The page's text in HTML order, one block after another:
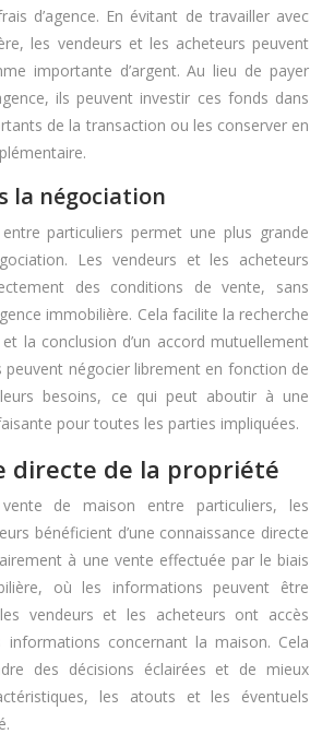
d’agence. En évitant de travailler avec
les vendeurs et les acheteurs peuvent
importante d’argent. Au lieu de payer
ils peuvent investir ces fonds dans
de la transaction ou les conserver en
la négociation
particuliers permet une plus grande
Les vendeurs et les acheteurs
des conditions de vente, sans
immobilière. Cela facilite la recherche
et la conclusion d’un accord mutuellement
peuvent négocier librement en fonction de
besoins, ce qui peut aboutir à une
pour toutes les parties impliquées.
directe de la propriété
de maison entre particuliers, les
bénéficient d’une connaissance directe
à une vente effectuée par le biais
où les informations peuvent être
vendeurs et les acheteurs ont accès
concernant la maison. Cela
des décisions éclairées et de mieux
les atouts et les éventuels